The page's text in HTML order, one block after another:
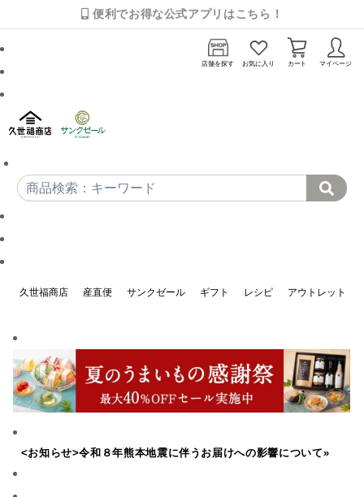
便利でお得な公式アプリはこちら！
店舗を探す お気に入り カート マイページ
久世福商店 産直便 サンクゼール ギフト レシピ アウトレット
<お知らせ>令和８年熊本地震に伴うお届けへの影響について»